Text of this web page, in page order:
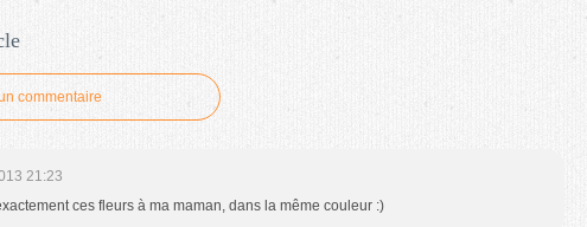
commentaire
21:23
ces fleurs à ma maman, dans la même couleur :)